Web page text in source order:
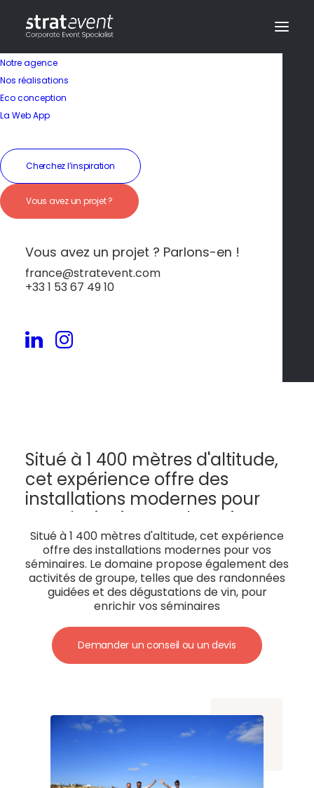
Notre agence
Nos réalisations
Eco conception
La Web App
Cherchez l’inspiration
Vous avez un projet ?
Vous avez un projet ? Parlons-en !
france@stratevent.com
+33 1 53 67 49 10
Séminaires immersifs
au cœur des Alpes
suisses
Situé à 1 400 mètres d'altitude,
cet expérience offre des
installations modernes pour
vos séminaires. Le domaine
propose également des
activités de groupe, telles que
des randonnées guidées et des
dégustations de vin, pour
enrichir vos séminaires
Situé à 1 400 mètres d'altitude, cet expérience
offre des installations modernes pour vos
séminaires. Le domaine propose également des
activités de groupe, telles que des randonnées
guidées et des dégustations de vin, pour
enrichir vos séminaires
Demander un conseil ou un devis